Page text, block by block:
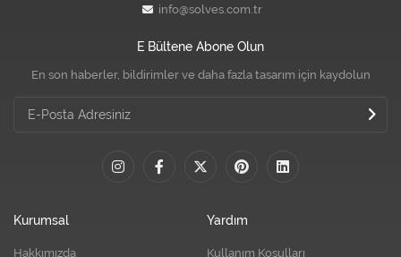
info@solves.com.tr
E Bültene Abone Olun
En son haberler, bildirimler ve daha fazla tasarım için kaydolun
Kurumsal
Hakkımızda
Yardım
Kullanım Koşulları